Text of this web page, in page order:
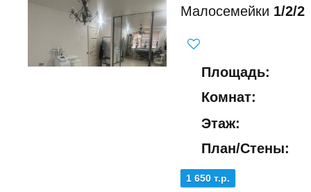
Малосемейки 1/2/2
Площадь:
Комнат:
Этаж:
План/Стены:
1 650 т.р.